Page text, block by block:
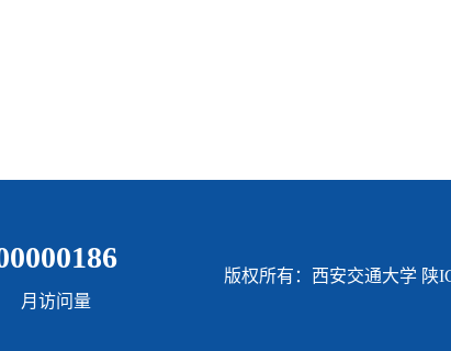
月访问量
版权所有：西安交通大学 陕